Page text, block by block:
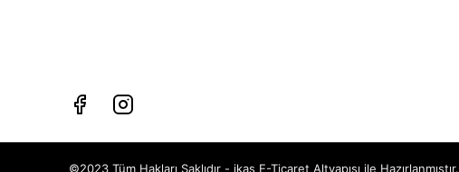
©2023 Tüm Hakları Saklıdır - ikas E-Ticaret Altyapısı ile Hazırlanmıştır.